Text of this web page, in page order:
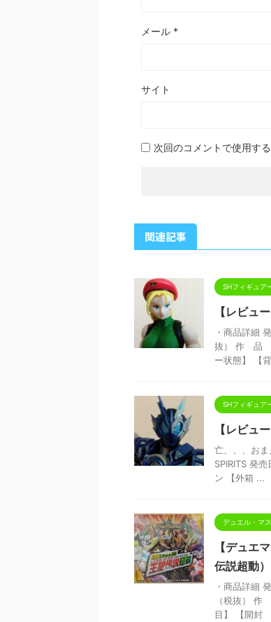
メール *
サイト
次回のコメントで使用す
関連記事
SHフィギュア
【レビュ
・商品詳細
抜） 作 品
ー状態】 【
SHフィギュ
【レビュ
亡、、、お
SPIRITS 発
ン 【外箱 ...
デュエル・マ
【デュエ
伝説超動
・商品詳細
（税抜）
目】 【開封